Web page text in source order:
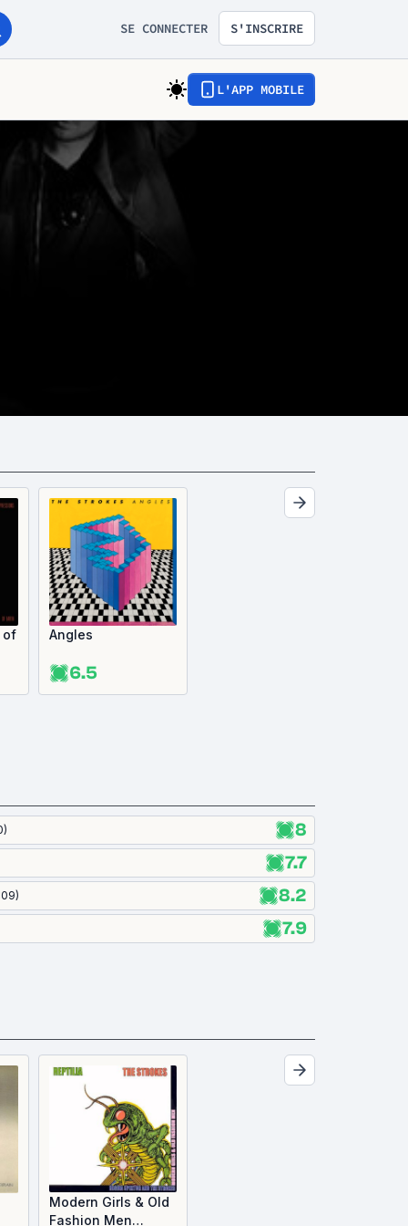
SE CONNECTER S'INSCRIRE
L'APP MOBILE
of
Angles
6.5
) 8
7.7
) 8.2
7.9
Modern Girls & Old
Fashion Men